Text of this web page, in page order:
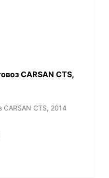
СARSАN CТS,
СARSАN CТS, 2014